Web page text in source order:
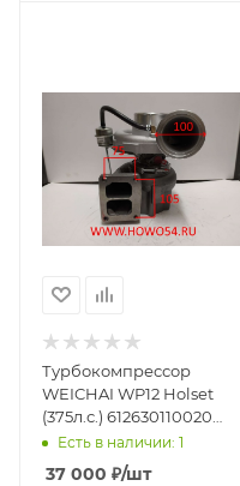
Турбокомпрессор
WEICHAI WP12 Holset
(375л.с.) 612630110020
(13618)
Есть в наличии: 1
37 000 ₽/шт